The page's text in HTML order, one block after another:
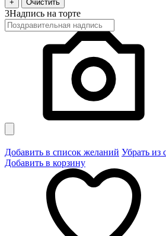
+ Очистить
3Надпись на торте
Добавить в список желаний Убрать из
Добавить в корзину